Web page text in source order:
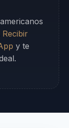
Recibir
y te